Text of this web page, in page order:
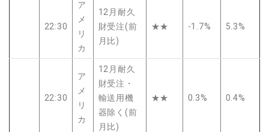
22:30
ア
メ
リ
カ
12月耐久
財受注(前
月比)
★★ -1.7% 5.3%
22:30
ア
メ
リ
カ
12月耐久
財受注・
輸送用機
器除く(前
月比)
★★ 0.3% 0.4%